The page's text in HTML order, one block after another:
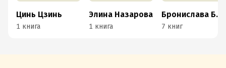
Цинь Цзинь
1 книга
Элина Назарова
1 книга
Бронислава Бродская
7 книг